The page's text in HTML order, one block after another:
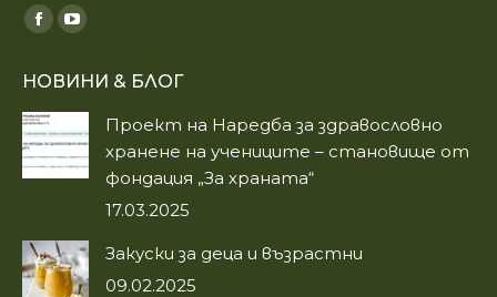
Find us on:
Facebook
opens
in
new
window
YouTube
opens
in
new
window
НОВИНИ & БЛОГ
Проект на Наредба за здравословно
хранене на учениците – становище от
фондация „За храната“
17.03.2025
Закуски за деца и възрастни
09.02.2025